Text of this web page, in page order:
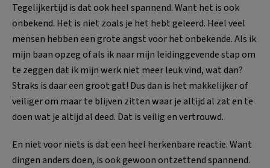
Tegelijkertijd is dat ook heel spannend. Want het is ook
onbekend. Het is niet zoals je het hebt geleerd. Heel veel
mensen hebben een grote angst voor het onbekende. Als ik
mijn baan opzeg of als ik naar mijn leidinggevende stap om
te zeggen dat ik mijn werk niet meer leuk vind, wat dan?
Straks is daar een groot gat! Dus dan is het makkelijker of
veiliger om maar te blijven zitten waar je altijd al zat en te
doen wat je altijd al deed. Dat is veilig en vertrouwd.
En niet voor niets is dat een heel herkenbare reactie. Want
dingen anders doen, is ook gewoon ontzettend spannend.